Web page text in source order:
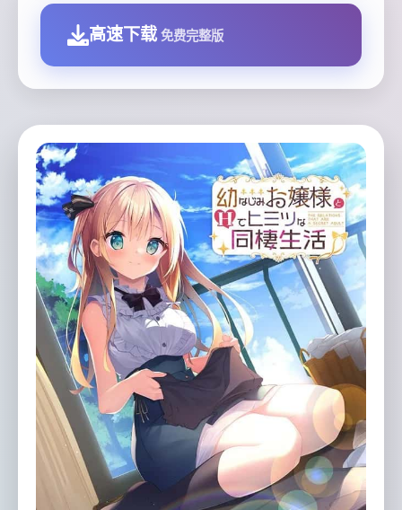
高速下载 免费完整版